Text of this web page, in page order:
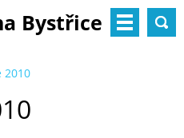
Bystřice
2010